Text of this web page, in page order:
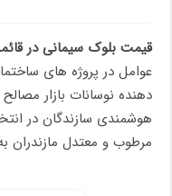
قیمت بلوک سیمانی در
عوامل در پروژه های
دهنده نوسانات بازار
هوشمندی سازندگان در
مرطوب و معتدل مازندران